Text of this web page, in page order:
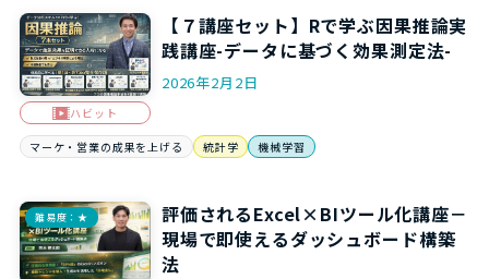
ハビット
【７講座セット】Rで学ぶ因果推論実
践講座-データに基づく効果測定法-
2026年2月2日
マーケ・営業の成果を上げる 統計学 機械学習
難易度：★
評価されるExcel×BIツール化講座－
現場で即使えるダッシュボード構築
法